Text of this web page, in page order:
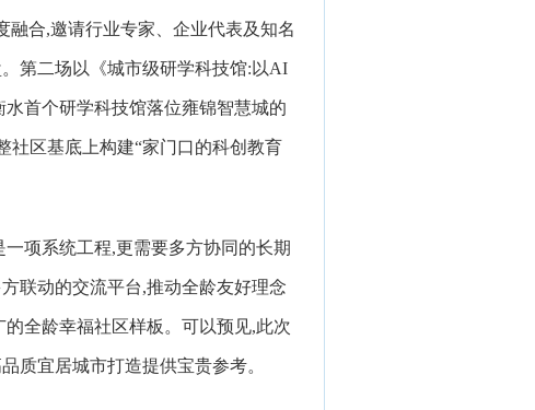
融合,邀请行业专家、企业代表及知名
第二场以《城市级研学科技馆:以AI
首个研学科技馆落位雍锦智慧城的
社区基底上构建“家门口的科创教育
项系统工程,更需要多方协同的长期
联动的交流平台,推动全龄友好理念
全龄幸福社区样板。可以预见,此次
质宜居城市打造提供宝贵参考。